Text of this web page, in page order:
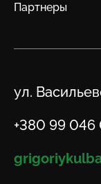
Партнеры
Адрес
ул.
Телефон
+380 99 046
Email